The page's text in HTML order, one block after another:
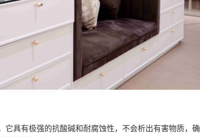
它具有极强的抗酸碱和耐腐蚀性，不会析出有害物质，确